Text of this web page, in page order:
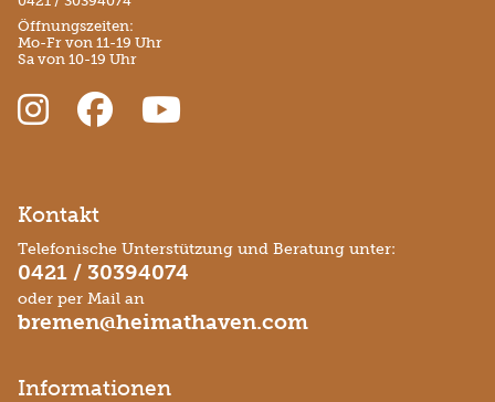
Öffnungszeiten:
Mo-Fr von 11-19 Uhr
Sa von 10-19 Uhr
Kontakt
Telefonische Unterstützung und Beratung unter:
0421 / 30394074
oder per Mail an
bremen@heimathaven.com
Informationen